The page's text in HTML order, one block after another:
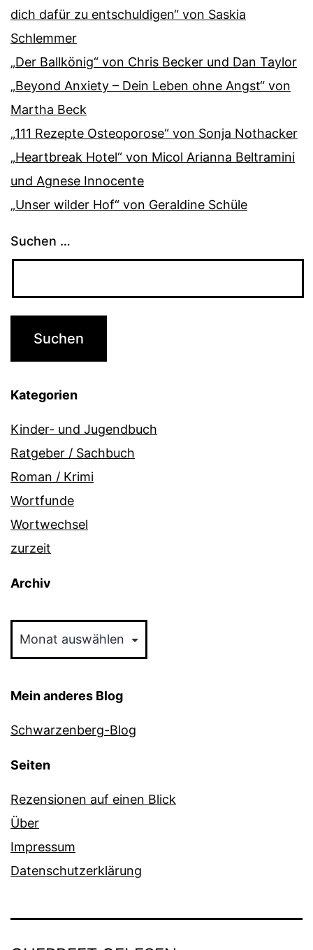
dich dafür zu entschuldigen“ von Saskia
Schlemmer
„Der Ballkönig“ von Chris Becker und Dan Taylor
„Beyond Anxiety – Dein Leben ohne Angst“ von
Martha Beck
„111 Rezepte Osteoporose“ von Sonja Nothacker
„Heartbreak Hotel“ von Micol Arianna Beltramini
und Agnese Innocente
„Unser wilder Hof“ von Geraldine Schüle
Suchen …
Kategorien
Kinder- und Jugendbuch
Ratgeber / Sachbuch
Roman / Krimi
Wortfunde
Wortwechsel
zurzeit
Archiv
Mein anderes Blog
Schwarzenberg-Blog
Seiten
Rezensionen auf einen Blick
Über
Impressum
Datenschutzerklärung